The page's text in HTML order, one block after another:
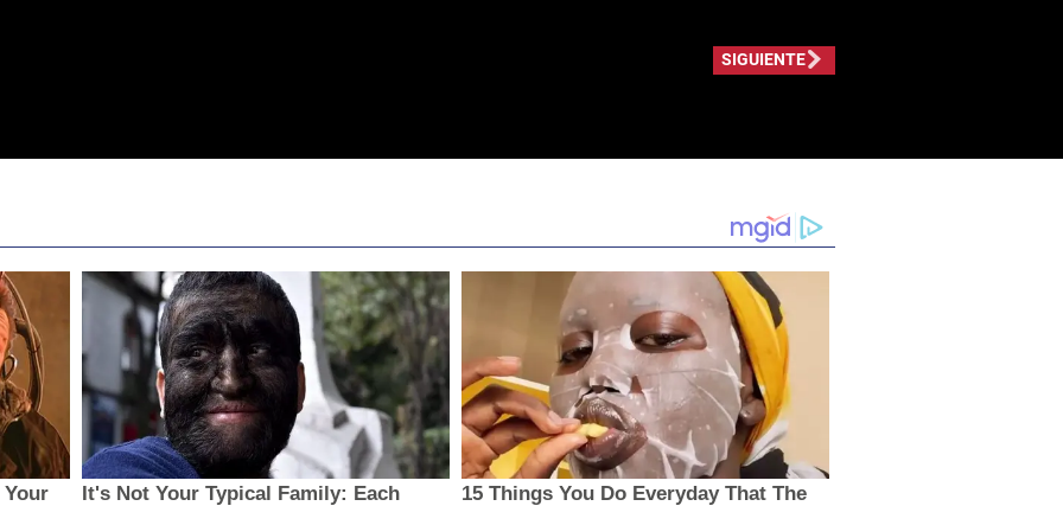
SIGUIENTE
Your
It's Not Your Typical Family: Each
15 Things You Do Everyday That The